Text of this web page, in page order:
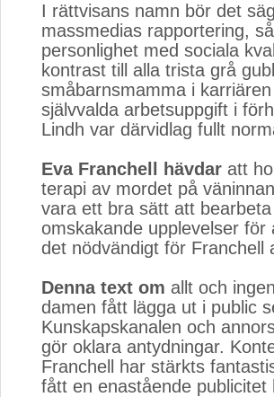
I rättvisans namn bör det
massmedias rapportering,
personlighet med sociala
kontrast till alla trista grå
småbarnsmamma i
självvalda arbetsuppgift i
Lindh var därvidlag fullt
Eva Franchell hävdar att
terapi av mordet på
vara ett bra sätt att
omskakande upplevelser
det nödvändigt för Franchell
Denna text om allt och
damen fått lägga ut i public
Kunskapskanalen och
gör oklara antydningar.
Franchell har stärkts
fått en enastående publicitet